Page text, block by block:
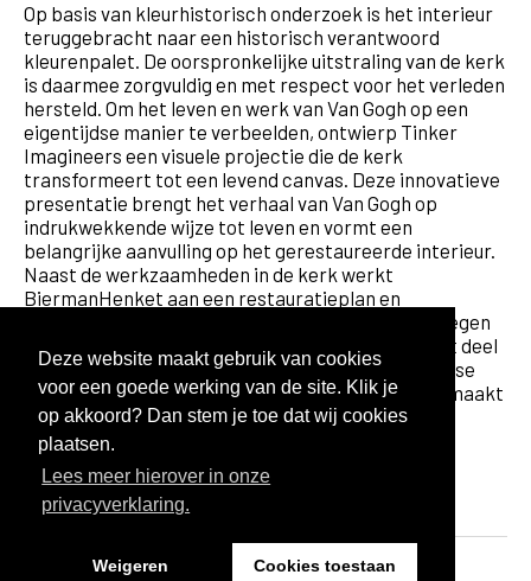
Deze website maakt gebruik van cookies
voor een goede werking van de site. Klik je
op akkoord? Dan stem je toe dat wij cookies
plaatsen.
Lees meer hierover in onze
privacyverklaring.
Weigeren Cookies toestaan
Op basis van kleurhistorisch onderzoek is het interieur
teruggebracht naar een historisch verantwoord
kleurenpalet. De oorspronkelijke uitstraling van de kerk
is daarmee zorgvuldig en met respect voor het verleden
hersteld. Om het leven en werk van Van Gogh op een
eigentijdse manier te verbeelden, ontwierp Tinker
Imagineers een visuele projectie die de kerk
transformeert tot een levend canvas. Deze innovatieve
presentatie brengt het verhaal van Van Gogh op
indrukwekkende wijze tot leven en vormt een
belangrijke aanvulling op het gerestaureerde interieur.
Naast de werkzaamheden in de kerk werkt
BiermanHenket aan een restauratieplan en
bouwhistorische waardestelling van het naastgelegen
monumentale Kosterhuisje. Ook dit gebouw maakt deel
uit van het waardevolle ensemble dat het Brabantse
erfgoed rond Van Gogh versterkt en toegankelijk maakt
voor een groeiend internationaal publiek.
Ontwerp:
2024
Opdrachtgever: